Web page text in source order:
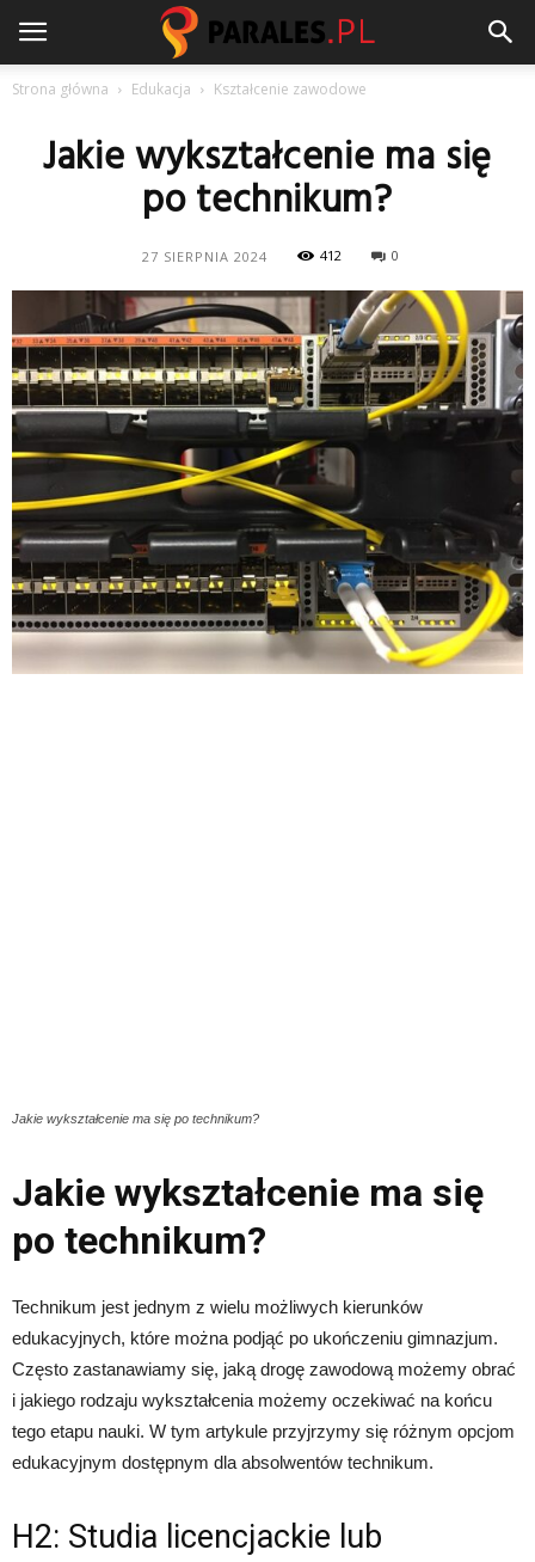
Strona główna Edukacja Kształcenie zawodowe
Jakie wykształcenie ma się
po technikum?
27 SIERPNIA 2024 412 0
Jakie wykształcenie ma się po technikum?
Jakie wykształcenie ma się
po technikum?
Technikum jest jednym z wielu możliwych kierunków
edukacyjnych, które można podjąć po ukończeniu gimnazjum.
Często zastanawiamy się, jaką drogę zawodową możemy obrać
i jakiego rodzaju wykształcenia możemy oczekiwać na końcu
tego etapu nauki. W tym artykule przyjrzymy się różnym opcjom
edukacyjnym dostępnym dla absolwentów technikum.
H2: Studia licencjackie lub